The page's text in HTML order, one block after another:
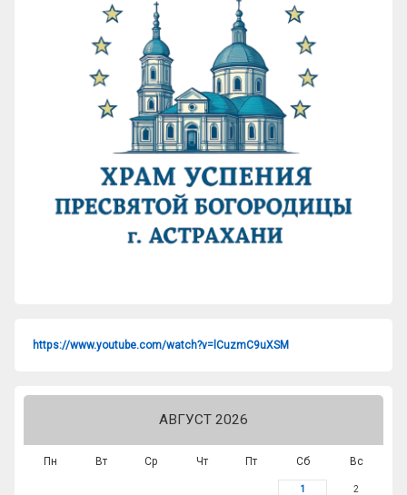
https://www.youtube.com/watch?v=lCuzmC9uXSM
АВГУСТ 2026
Пн Вт Ср Чт Пт Сб Вс
1 2